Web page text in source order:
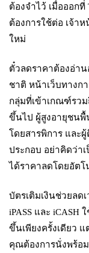
ต้องจำไว้ เมื่อออกที่
ต้องการใช้ต่อ เจ้า
ใหม่
ตั๋วลดราคาต้องอ่าน
ชาติ หน้าเว็บทางก
กลุ่มที่เข้าเกณฑ์รวม
ขึ้นไป ผู้สูงอายุชนพื้
โดยสารพิการ และ
ประกอบ อย่าคิดว่า
ได้ราคาลดโดยอัตโ
บัตรเติมเงินช่วยลด
iPASS และ iCASH
ขึ้นเพียงครั้งเดียว
คุณต้องการนั่งพร้อ